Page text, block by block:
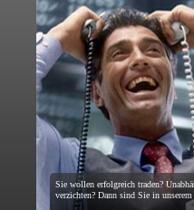
Sie wollen erfolgreich traden?
verzichten? Dann sind Sie in